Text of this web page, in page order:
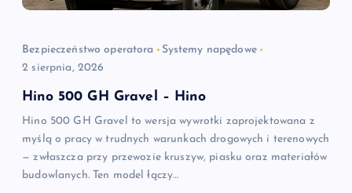
s
u
Bezpieczeństwo operatora
Systemy napędowe
2 sierpnia, 2026
Hino 500 GH Gravel – Hino
Hino 500 GH Gravel to wersja wywrotki zaprojektowana z
myślą o pracy w trudnych warunkach drogowych i terenowych
— zwłaszcza przy przewozie kruszyw, piasku oraz materiałów
budowlanych. Ten model łączy…